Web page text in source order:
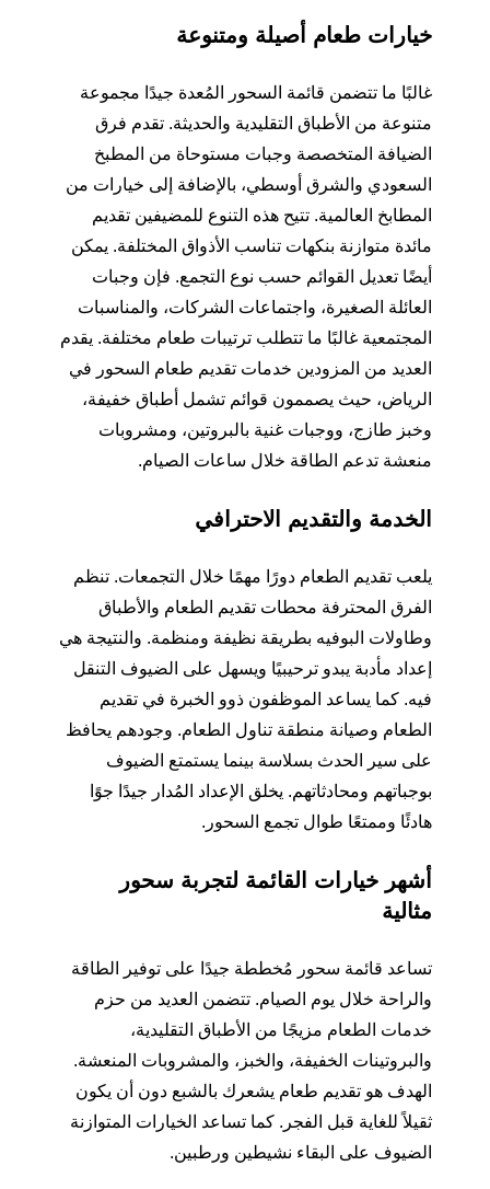
خيارات طعام أصيلة ومتنوعة
غالبًا ما تتضمن قائمة السحور المُعدة جيدًا مجموعة
متنوعة من الأطباق التقليدية والحديثة. تقدم فرق
الضيافة المتخصصة وجبات مستوحاة من المطبخ
السعودي والشرق أوسطي، بالإضافة إلى خيارات من
المطابخ العالمية. تتيح هذه التنوع للمضيفين تقديم
مائدة متوازنة بنكهات تناسب الأذواق المختلفة. يمكن
أيضًا تعديل القوائم حسب نوع التجمع. فإن وجبات
العائلة الصغيرة، واجتماعات الشركات، والمناسبات
المجتمعية غالبًا ما تتطلب ترتيبات طعام مختلفة. يقدم
العديد من المزودين خدمات تقديم طعام السحور في
الرياض، حيث يصممون قوائم تشمل أطباق خفيفة،
وخبز طازج، ووجبات غنية بالبروتين، ومشروبات
منعشة تدعم الطاقة خلال ساعات الصيام.
الخدمة والتقديم الاحترافي
يلعب تقديم الطعام دورًا مهمًا خلال التجمعات. تنظم
الفرق المحترفة محطات تقديم الطعام والأطباق
وطاولات البوفيه بطريقة نظيفة ومنظمة. والنتيجة هي
إعداد مأدبة يبدو ترحيبيًا ويسهل على الضيوف التنقل
فيه. كما يساعد الموظفون ذوو الخبرة في تقديم
الطعام وصيانة منطقة تناول الطعام. وجودهم يحافظ
على سير الحدث بسلاسة بينما يستمتع الضيوف
بوجباتهم ومحادثاتهم. يخلق الإعداد المُدار جيدًا جوًا
هادئًا وممتعًا طوال تجمع السحور.
أشهر خيارات القائمة لتجربة سحور
مثالية
تساعد قائمة سحور مُخططة جيدًا على توفير الطاقة
والراحة خلال يوم الصيام. تتضمن العديد من حزم
خدمات الطعام مزيجًا من الأطباق التقليدية،
والبروتينات الخفيفة، والخبز، والمشروبات المنعشة.
الهدف هو تقديم طعام يشعرك بالشبع دون أن يكون
ثقيلاً للغاية قبل الفجر. كما تساعد الخيارات المتوازنة
الضيوف على البقاء نشيطين ورطبين.